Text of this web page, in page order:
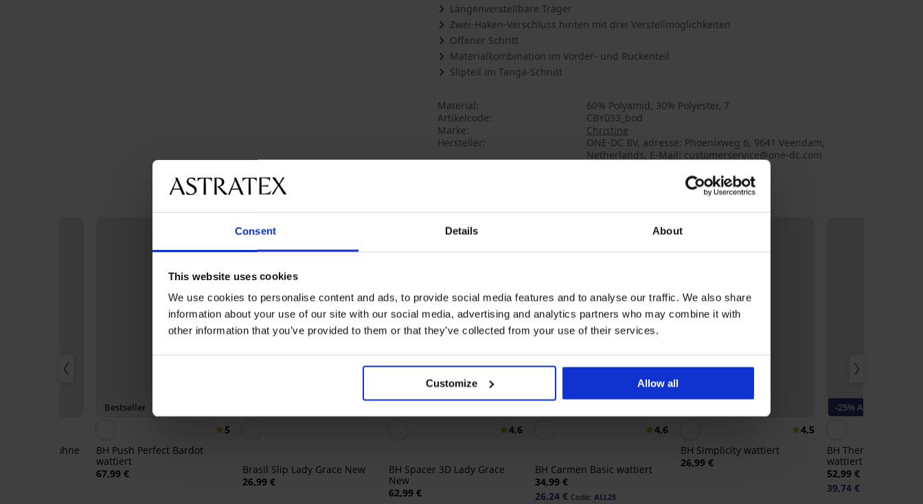
Consent Details About
This website uses cookies
We use cookies to personalise content and ads, to provide social media features and to analyse our traffic. We also share
information about your use of our site with our social media, advertising and analytics partners who may combine it with
other information that you’ve provided to them or that they’ve collected from your use of their services.
Customize Allow all
Längenverstellbare Träger
Zwei-Haken-Verschluss hinten mit drei Verstellmöglichkeiten
Offener Schritt
Materialkombination im Vorder- und Rückenteil
Slipteil im Tanga-Schnitt
Material
60% Polyamid, 30% Polyester, 7
Artikelcode
CBY033_bod
Marke
Christine
Hersteller
ONE‑DC BV, adresse: Phoenixweg 6, 9641 Veendam,
Netherlands, E-Mail: customerservice@one-dc.com
II wattiert ohne
Bestseller
5
BH Push Perfect Bardot
wattiert
67,99 €
Brasil Slip Lady Grace New
26,99 €
4,6
BH Spacer 3D Lady Grace
New
62,99 €
4,6
BH Carmen Basic wattiert
34,99 €
26,24 € Code: ALL25
4,5
BH Simplicity wattiert
26,99 €
-25% ALL25
BH Themis Lace
wattiert
52,99 €
39,74 €